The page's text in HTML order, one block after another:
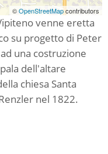
©OpenStreetMapcontributors
venne eretta
su progetto di Peter
una costruzione
dell'altare
chiesa Santa
nel 1822.